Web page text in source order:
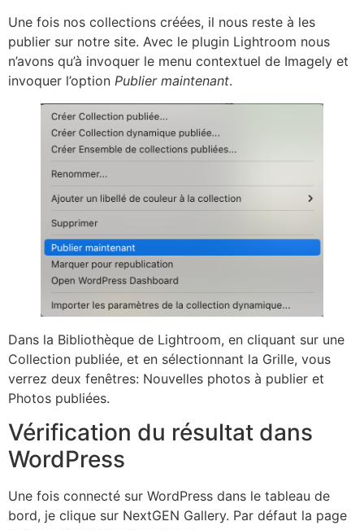
Une fois nos collections créées, il nous reste à les
publier sur notre site. Avec le plugin Lightroom nous
n’avons qu’à invoquer le menu contextuel de Imagely et
invoquer l’option Publier maintenant.
Dans la Bibliothèque de Lightroom, en cliquant sur une
Collection publiée, et en sélectionnant la Grille, vous
verrez deux fenêtres: Nouvelles photos à publier et
Photos publiées.
Vérification du résultat dans
WordPress
Une fois connecté sur WordPress dans le tableau de
bord, je clique sur NextGEN Gallery. Par défaut la page